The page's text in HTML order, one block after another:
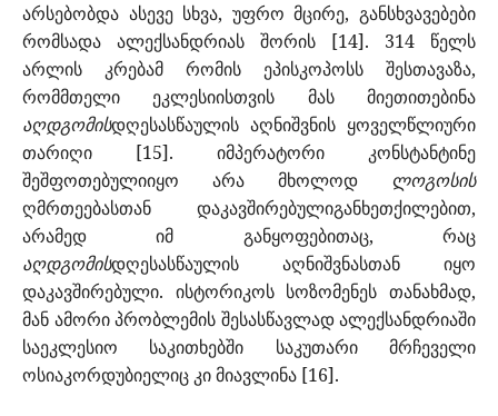
არსებობდა ასევე სხვა, უფრო მცირე, განსხვავებები
რომსადა ალექსანდრიას შორის [14]. 314 წელს
არლის კრებამ რომის ეპისკოპოსს შესთავაზა,
რომმთელი ეკლესიისთვის მას მიეთითებინა
აღდგომისდღესასწაულის აღნიშვნის ყოველწლიური
თარიღი [15]. იმპერატორი კონსტანტინე
შეშფოთებულიიყო არა მხოლოდ ლოგოსის
ღმრთეებასთან დაკავშირებულიგანხეთქილებით,
არამედ იმ განყოფებითაც, რაც
აღდგომისდღესასწაულის აღნიშვნასთან იყო
დაკავშირებული. ისტორიკოს სოზომენეს თანახმად,
მან ამორი პრობლემის შესასწავლად ალექსანდრიაში
საეკლესიო საკითხებში საკუთარი მრჩეველი
ოსიაკორდუბიელიც კი მიავლინა [16].